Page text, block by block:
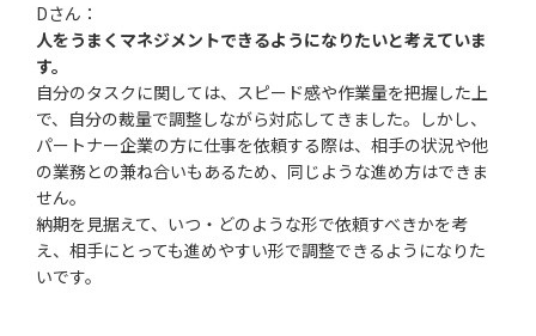
Dさん：
人をうまくマネジメントできるようになりたいと考えていま
す。
自分のタスクに関しては、スピード感や作業量を把握した上
で、自分の裁量で調整しながら対応してきました。しかし、
パートナー企業の方に仕事を依頼する際は、相手の状況や他
の業務との兼ね合いもあるため、同じような進め方はできま
せん。
納期を見据えて、いつ・どのような形で依頼すべきかを考
え、相手にとっても進めやすい形で調整できるようになりた
いです。